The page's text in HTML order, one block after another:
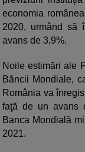
economia
2020, urmând să
avans de 3,9%.
Noile estimări ale
Băncii Mondiale,
România va
faţă de un avans
Banca Mondială
2021.